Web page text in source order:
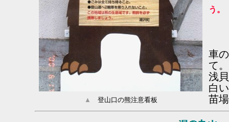
う。
車
て。
浅
白
苗
▲ 登山口の熊注意看板